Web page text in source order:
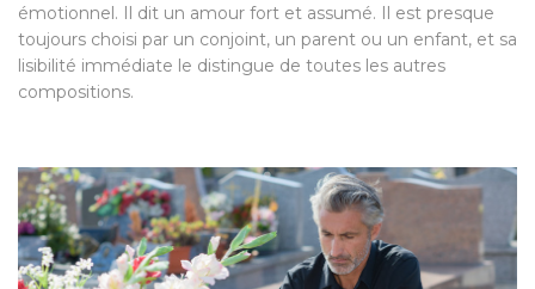
émotionnel. Il dit un amour fort et assumé. Il est presque
toujours choisi par un conjoint, un parent ou un enfant, et sa
lisibilité immédiate le distingue de toutes les autres
compositions.